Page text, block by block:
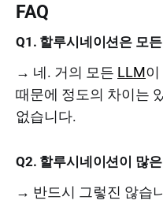
FAQ
Q1. 할루시네이션은 모
→ 네. 거의 모든 LLM
때문에 정도의 차이는
없습니다.
Q2. 할루시네이션이 많
→ 반드시 그렇진 않습